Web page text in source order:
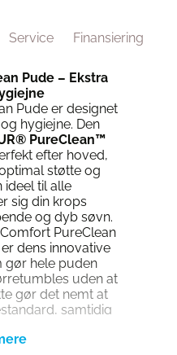
Service Finansiering
Pude – Ekstra
Pude er designet
hygiejne. Den
PureClean™
efter hoved,
støtte og
ideel til alle
sig din krops
og dyb søvn.
PureClean
dens innovative
gør hele puden
uden at
gør det nemt at
samtidig